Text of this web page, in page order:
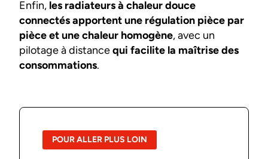
Enfin, les radiateurs à chaleur douce
connectés apportent une régulation pièce par
pièce et une chaleur homogène, avec un
pilotage à distancequi facilite la maîtrise des
consommations.
POUR ALLER PLUS LOIN